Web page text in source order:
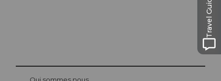
at Bre
Travel Guide